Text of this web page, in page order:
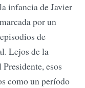
infancia de Javier
por un
de
Lejos de la
esos
como un período